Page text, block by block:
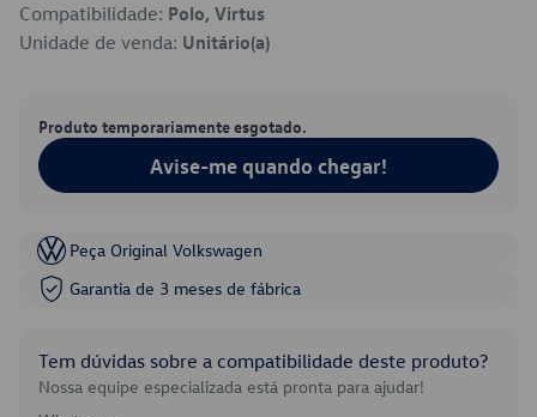
Compatibilidade: Polo, Virtus
Unidade de venda: Unitário(a)
Produto temporariamente esgotado.
Avise-me quando chegar!
Peça Original Volkswagen
Garantia de 3 meses de fábrica
Tem dúvidas sobre a compatibilidade deste produto?
Nossa equipe especializada está pronta para ajudar!